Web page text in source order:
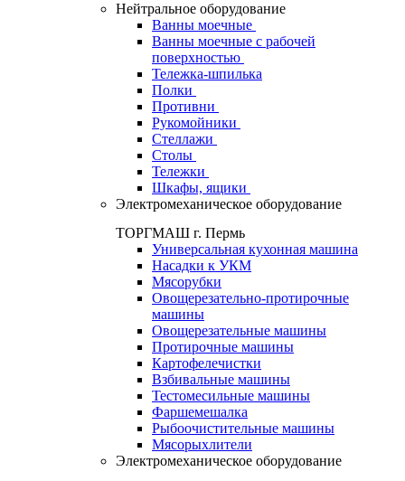
Нейтральное оборудование
Ванны моечные
Ванны моечные с рабочей
поверхностью
Тележка-шпилька
Полки
Противни
Рукомойники
Стеллажи
Столы
Тележки
Шкафы, ящики
Электромеханическое оборудование
ТОРГМАШ г. Пермь
Универсальная кухонная машина
Насадки к УКМ
Мясорубки
Овощерезательно-протирочные
машины
Овощерезательные машины
Протирочные машины
Картофелечистки
Взбивальные машины
Тестомесильные машины
Фаршемешалка
Рыбоочистительные машины
Мясорыхлители
Электромеханическое оборудование